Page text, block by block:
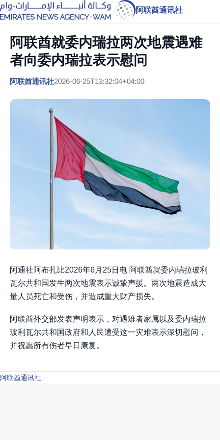
阿联酋通讯社
阿联酋就委内瑞拉两次地震遇难
者向委内瑞拉表示慰问
阿联酋通讯社2026-06-25T13:32:04+04:00
阿通社阿布扎比2026年6月25日电 阿联酋就委内瑞拉玻利
瓦尔共和国发生两次地震表示诚挚声援。两次地震造成大
量人员死亡和受伤，并造成重大财产损失。
阿联酋外交部发表声明表示，对遇难者家属以及委内瑞拉
玻利瓦尔共和国政府和人民遭受这一灾难表示深切慰问，
并祝愿所有伤者早日康复。
阿联酋通讯社